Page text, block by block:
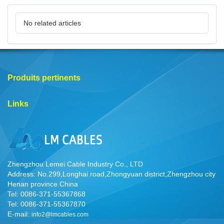
No related articles
Produits pertinents
Links
Zhengzhou Lemei Cable Industry Co., LTD
Address: No.299,Longhai road,Zhongyuan district,Zhengzhou city
Henan province China
Tel: 0086-371-55367868
Tel: 0086-371-55367870
E-mail: info2@lmcables.com